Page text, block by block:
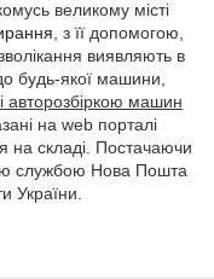
великому місті
, з її допомогою,
виявляють в
до будь-якої машини,
авторозбіркою машин
на web порталі
на складі. Постачаючи
службою Нова Пошта
України.